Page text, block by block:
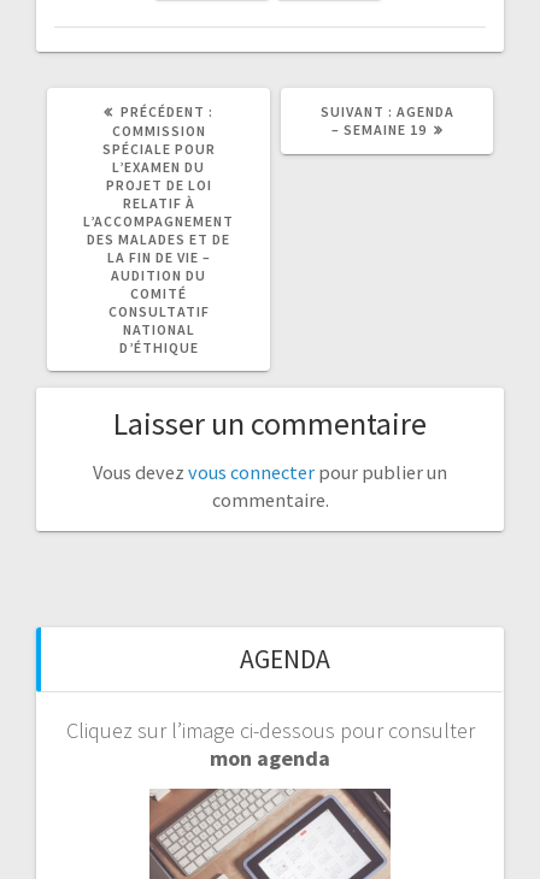
PRÉCÉDENT :
ARTICLE
PRÉCÉDENT
COMMISSION
SPÉCIALE POUR
L’EXAMEN DU
PROJET DE LOI
RELATIF À
L’ACCOMPAGNEMENT
DES MALADES ET DE
LA FIN DE VIE –
AUDITION DU
COMITÉ
CONSULTATIF
NATIONAL
D’ÉTHIQUE
SUIVANT :
ARTICLE
AGENDA
– SEMAINE 19
Laisser un commentaire
Vous devez vous connecter pour publier un
commentaire.
AGENDA
Cliquez sur l’image ci-dessous pour consulter
mon agenda